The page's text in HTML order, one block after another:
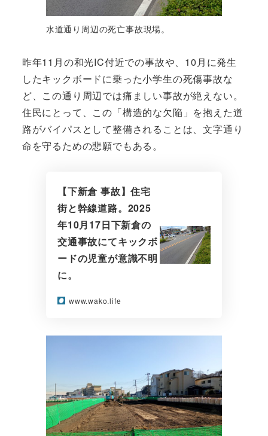
水道通り周辺の死亡事故現場。
昨年11月の和光IC付近での事故や、10月に発生
したキックボードに乗った小学生の死傷事故な
ど、この通り周辺では痛ましい事故が絶えない。
住民にとって、この「構造的な欠陥」を抱えた道
路がバイパスとして整備されることは、文字通り
命を守るための悲願でもある。
【下新倉 事故】住宅
街と幹線道路。2025
年10月17日下新倉の
交通事故にてキックボ
ードの児童が意識不明
に。
www.wako.life